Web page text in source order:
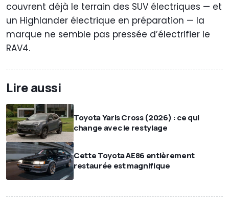
couvrent déjà le terrain des SUV électriques — et
un Highlander électrique en préparation — la
marque ne semble pas pressée d’électrifier le
RAV4.
Lire aussi
Toyota Yaris Cross (2026) : ce qui
change avec le restylage
Cette Toyota AE86 entièrement
restaurée est magnifique